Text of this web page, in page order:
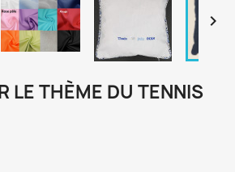

LE THÈME DU TENNIS